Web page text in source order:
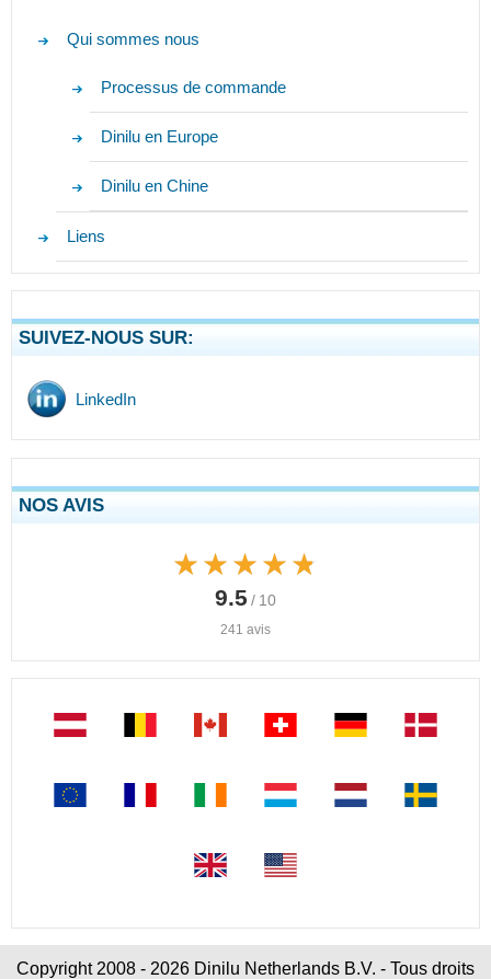
Qui sommes nous
Processus de commande
Dinilu en Europe
Dinilu en Chine
Liens
SUIVEZ-NOUS SUR:
LinkedIn
NOS AVIS
★★★★★
★★★★★
9.5 / 10
241 avis
Copyright 2008 - 2026 Dinilu Netherlands B.V. - Tous droits